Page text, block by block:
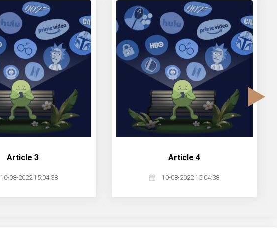
article 3
10-08-2022 15:04:38
article 4
10-08-2022 15:04:38